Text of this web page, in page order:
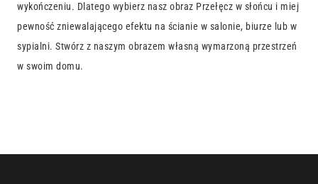
wykończeniu. Dlatego wybierz nasz obraz Przełęcz w słońcu i miej
pewność zniewalającego efektu na ścianie w salonie, biurze lub w
sypialni. Stwórz z naszym obrazem własną wymarzoną przestrzeń
w swoim domu.